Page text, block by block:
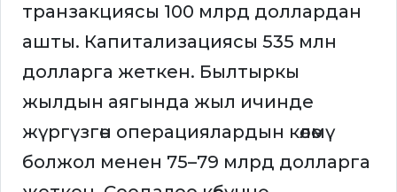
транзакциясы 100 млрд доллардан
ашты. Капитализациясы 535 млн
долларга жеткен. Былтыркы
жылдын аягында жыл ичинде
жүргүзгөн операциялардын көлөмү
болжол менен 75–79 млрд долларга